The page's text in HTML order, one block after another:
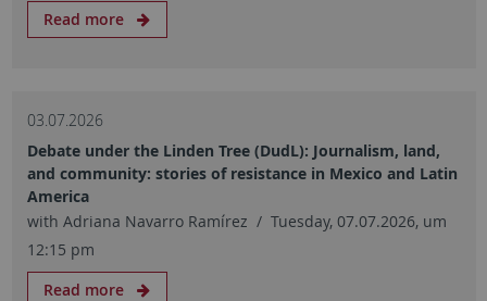
Read more
03.07.2026
Debate under the Linden Tree (DudL): Journalism, land,
and community: stories of resistance in Mexico and Latin
America
with Adriana Navarro Ramírez / Tuesday, 07.07.2026, um
12:15 pm
Read more